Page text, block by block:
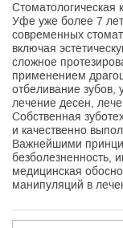
Стоматологическая
Уфе уже более 7
современных
включая
сложное
применением
отбеливание зубов,
лечение десен,
Собственная
и качественно
Важнейшими
безболезненность,
медицинская
манипуляций в